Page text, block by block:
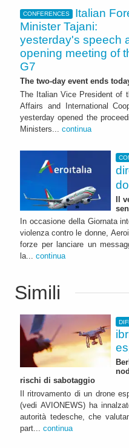
CONFERENCES
Italian
Minister Tajani:
yesterday's speech
opening meeting of
G7
The two-day event ends
The Italian Vice President of
Affairs and International
yesterday opened the
Ministers... continua
Il
In occasione della Giornata
violenza contro le donne,
forze per lanciare un
la... continua
Simili
rischi di sabotaggio
Il ritrovamento di un drone
(vedi AVIONEWS) ha
autorità tedesche, che
part... continua